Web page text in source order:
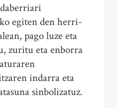
egiten den herri-
pago luze eta
zuritu eta enborra
indarra eta
sinbolizatuz.